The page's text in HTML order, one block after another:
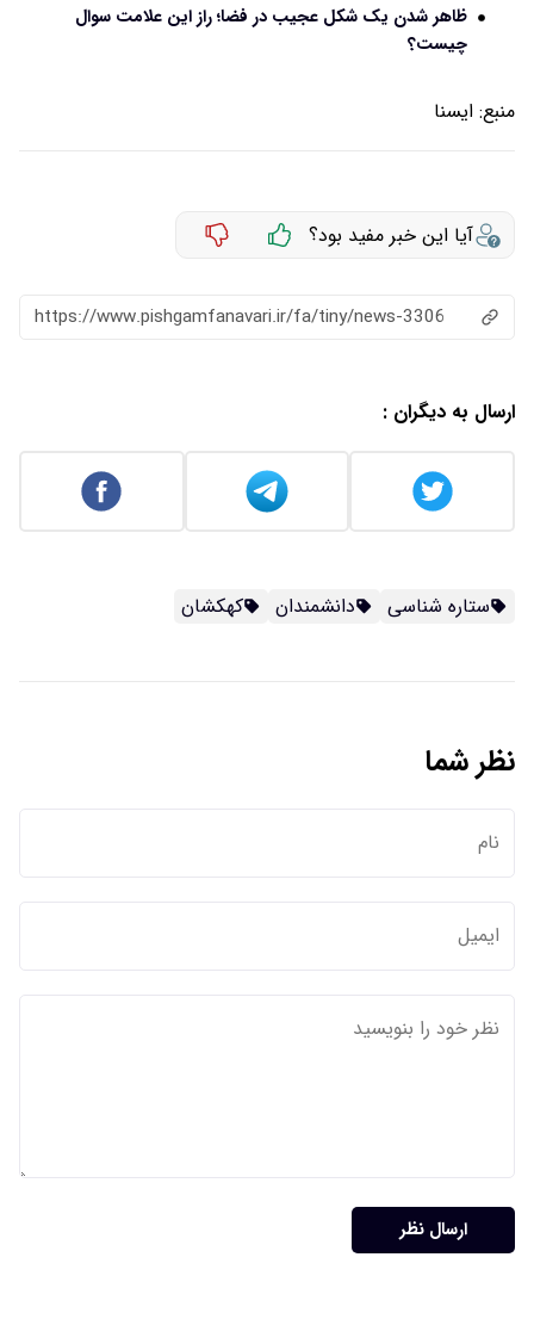
ظاهر شدن یک شکل عجیب در فضا؛ راز این علامت سوال
چیست؟
منبع: ايسنا
آیا این خبر مفید بود؟
https://www.pishgamfanavari.ir/fa/tiny/news-3306
ارسال به دیگران :
ستاره شناسی دانشمندان کهکشان
نظر شما
ارسال نظر